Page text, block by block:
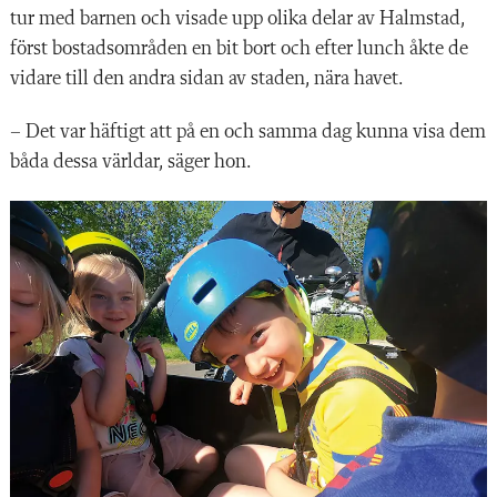
tur med barnen och visade upp olika delar av Halmstad,
först bostadsområden en bit bort och efter lunch åkte de
vidare till den andra sidan av staden, nära havet.
– Det var häftigt att på en och samma dag kunna visa dem
båda dessa världar, säger hon.